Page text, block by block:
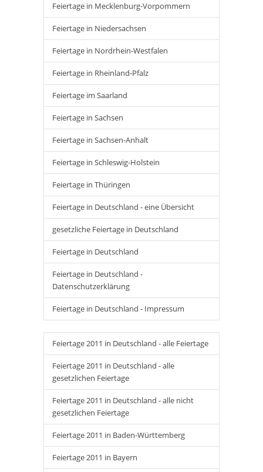
Feiertage in Mecklenburg-Vorpommern
Feiertage in Niedersachsen
Feiertage in Nordrhein-Westfalen
Feiertage in Rheinland-Pfalz
Feiertage im Saarland
Feiertage in Sachsen
Feiertage in Sachsen-Anhalt
Feiertage in Schleswig-Holstein
Feiertage in Thüringen
Feiertage in Deutschland - eine Übersicht
gesetzliche Feiertage in Deutschland
Feiertage in Deutschland
Feiertage in Deutschland -
Datenschutzerklärung
Feiertage in Deutschland - Impressum
Feiertage 2011 in Deutschland - alle Feiertage
Feiertage 2011 in Deutschland - alle
gesetzlichen Feiertage
Feiertage 2011 in Deutschland - alle nicht
gesetzlichen Feiertage
Feiertage 2011 in Baden-Württemberg
Feiertage 2011 in Bayern